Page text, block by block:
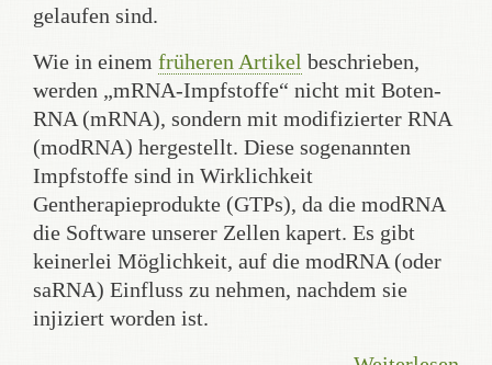
gelaufen sind.
Wie in einem früheren Artikel beschrieben,
werden „mRNA-Impfstoffe“ nicht mit Boten-
RNA (mRNA), sondern mit modifizierter RNA
(modRNA) hergestellt. Diese sogenannten
Impfstoffe sind in Wirklichkeit
Gentherapieprodukte (GTPs), da die modRNA
die Software unserer Zellen kapert. Es gibt
keinerlei Möglichkeit, auf die modRNA (oder
saRNA) Einfluss zu nehmen, nachdem sie
injiziert worden ist.